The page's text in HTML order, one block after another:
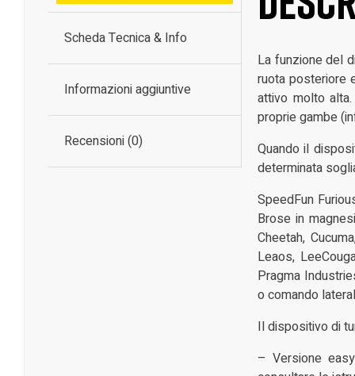
Scheda Tecnica & Info
Informazioni aggiuntive
Recensioni (0)
La funzione del
ruota posteriore
attivo molto
proprie gambe
Quando il
determinata
SpeedFun
Brose in
Cheetah,
Leaos,
Pragma
o comando
Il dispositivo di
– Versione